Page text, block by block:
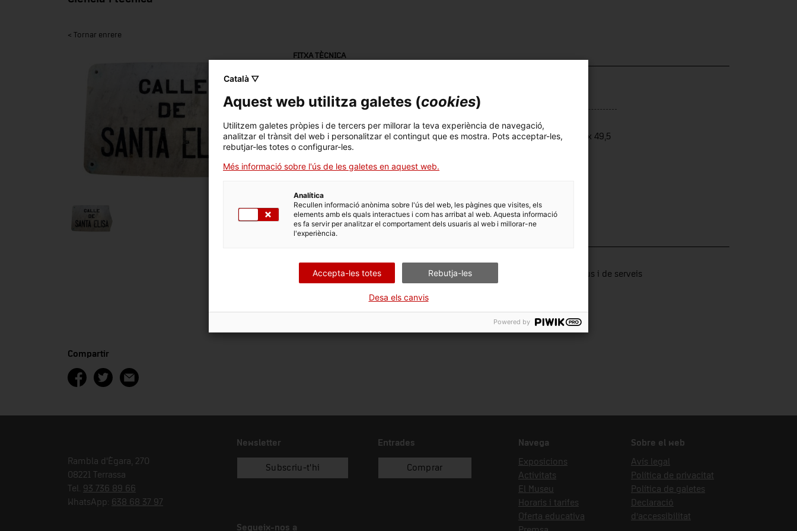
< Tornar enrere
FITXA TÈCNICA
18144 Primera meitat segle XX
Dimensions: 31,5 x 49,5
marbre blanc / pintura (material)
DADES DEL MUSEU
Ciència i tècnica Sectors productius i de serveis
Forma d'ingrés
Compartir
Rambla d'Ègara, 270
08221 Terrassa
Tel. 93 736 89 66
WhatsApp: 638 68 37 97
Newsletter
Subscriu-t'hi
Entrades
Comprar
Segueix-nos a
Navega
Exposicions
Activitats
El Museu
Horaris i tarifes
Oferta educativa
Sobre el web
Avís legal
Política de privacitat
Política de galetes
Declaració
d’accessibilitat
Català ▽
Aquest web utilitza galetes (cookies)
Utilitzem galetes pròpies i de tercers per millorar la teva experiència de navegació,
analitzar el trànsit del web i personalitzar el contingut que es mostra. Pots acceptar-les,
rebutjar-les totes o configurar-les.
Més informació sobre l'ús de les galetes en aquest web.
Analítica
Recullen informació anònima sobre l'ús del web, les pàgines que visites, els
elements amb els quals interactues i com has arribat al web. Aquesta informació
es fa servir per analitzar el comportament dels usuaris al web i millorar-ne
l'experiència.
Accepta-les totes Rebutja-les
Desa els canvis
Powered by